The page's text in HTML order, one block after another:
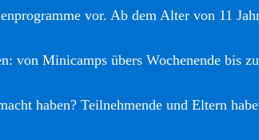
vor. Ab dem Alter von 11
von Minicamps übers Wochenende bis
haben? Teilnehmende und Eltern